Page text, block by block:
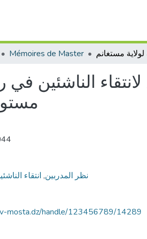
Mémoires de Master
نظر المدربين, انتقاء
mosta.dz/handle/123456789/14289